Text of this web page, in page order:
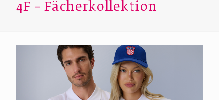
4F – Fächerkollektion